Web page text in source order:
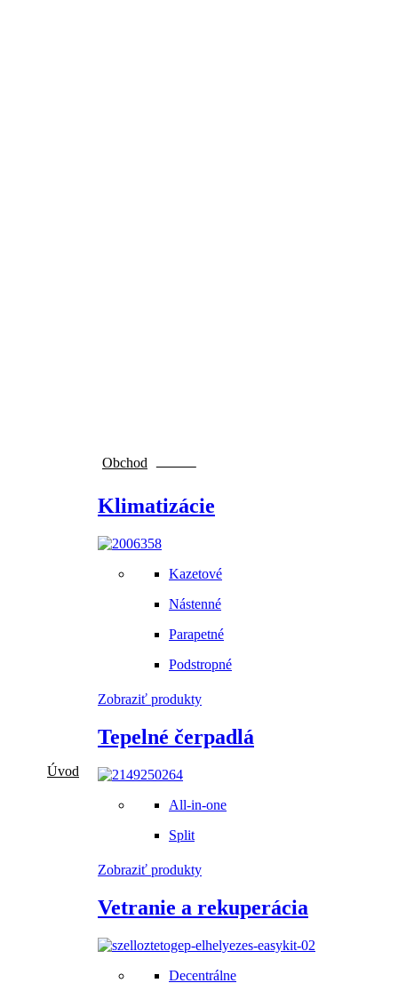
Úvod
Obchod
Klimatizácie
Kazetové
Nástenné
Parapetné
Podstropné
Zobraziť produkty
Tepelné čerpadlá
All-in-one
Split
Zobraziť produkty
Vetranie a rekuperácia
Decentrálne